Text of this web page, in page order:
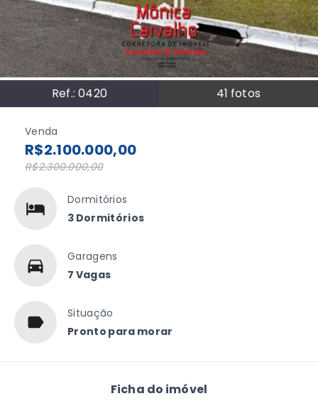
Ref.: 0420 41 fotos
Venda
R$2.100.000,00
R$2.300.000,00
Dormitórios
3 Dormitórios
Garagens
7 Vagas
Situação
Pronto para morar
Ficha do imóvel